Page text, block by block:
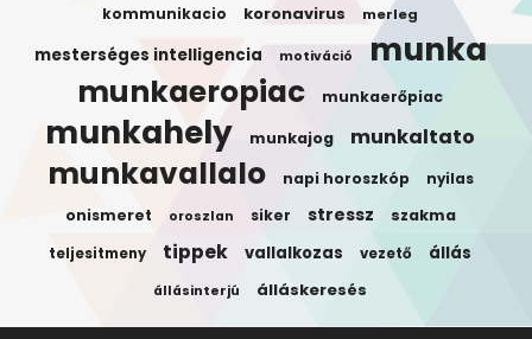
kommunikacio koronavirus merleg
mesterséges intelligencia motiváció munka
munkaeropiac munkaerőpiac
munkahely munkajog munkaltato
munkavallalo napi horoszkóp nyilas
onismeret oroszlan siker stressz szakma
teljesitmeny tippek vallalkozas vezető állás
állásinterjú álláskeresés